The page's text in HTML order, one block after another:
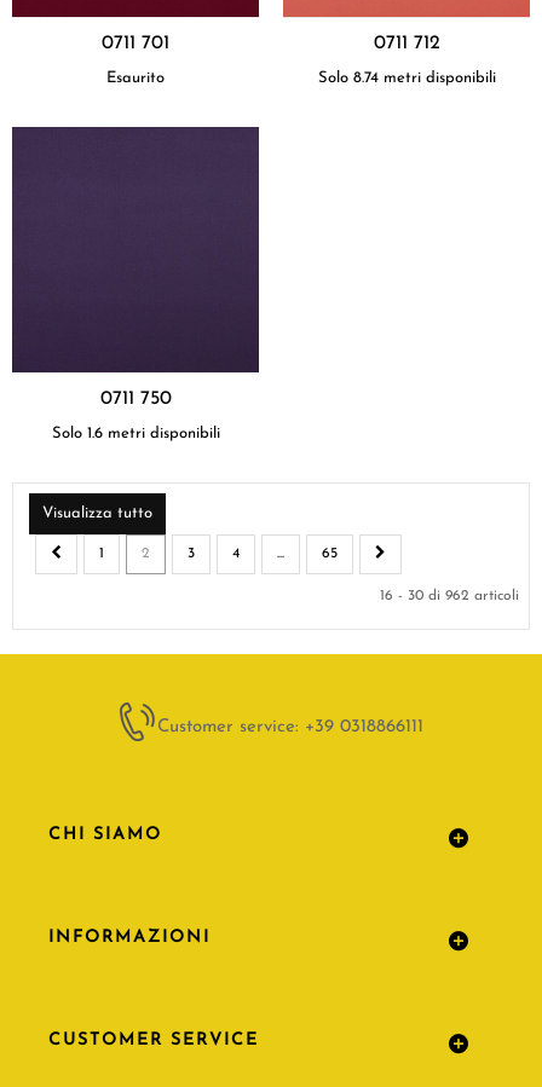
0711 701
Esaurito
0711 712
Solo 8.74 metri disponibili
0711 750
Solo 1.6 metri disponibili
Visualizza tutto
1 2 3 4 ... 65
16 - 30 di 962 articoli
Customer service: +39 0318866111
CHI SIAMO
INFORMAZIONI
CUSTOMER SERVICE